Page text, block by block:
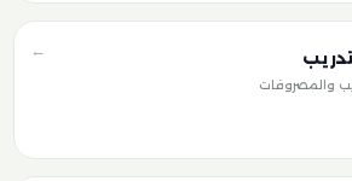
والمصروفات
←